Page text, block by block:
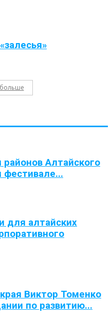
больше
Алтайского
фестивале...
для алтайских
Виктор Томенко
по развитию...